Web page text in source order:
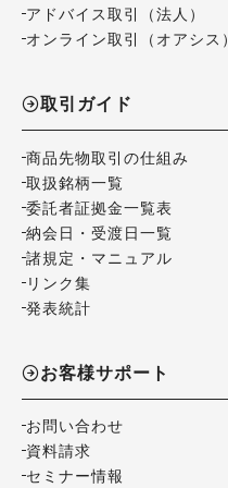
アドバイス取引（法人）
オンライン取引（オアシス）
取引ガイド
商品先物取引の仕組み
取扱銘柄一覧
委託者証拠金一覧表
納会日・受渡日一覧
諸規定・マニュアル
リンク集
発表統計
お客様サポート
お問い合わせ
資料請求
セミナー情報